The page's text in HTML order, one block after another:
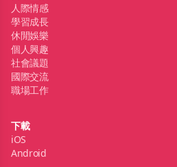
人際情感
學習成長
休閒娛樂
個人興趣
社會議題
國際交流
職場工作
下載
iOS
Android